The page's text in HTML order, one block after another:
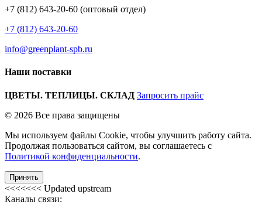
+7 (812) 643-20-60 (оптовый отдел)
+7 (812) 643-20-60
info@greenplant-spb.ru
Наши поставки
ЦВЕТЫ. ТЕПЛИЦЫ. СКЛАД Запросить прайс
© 2026 Все права защищены
Мы используем файлы Cookie, чтобы улучшить работу сайта.
Продолжая пользоваться сайтом, вы соглашаетесь с
Политикой конфиденциальности.
Принять
<<<<<<< Updated upstream
Каналы связи: